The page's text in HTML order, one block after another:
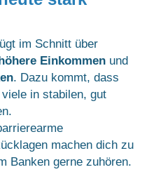
im Schnitt über
Einkommen und
. Dazu kommt, dass
in stabilen, gut
machen dich zu
Banken gerne zuhören.